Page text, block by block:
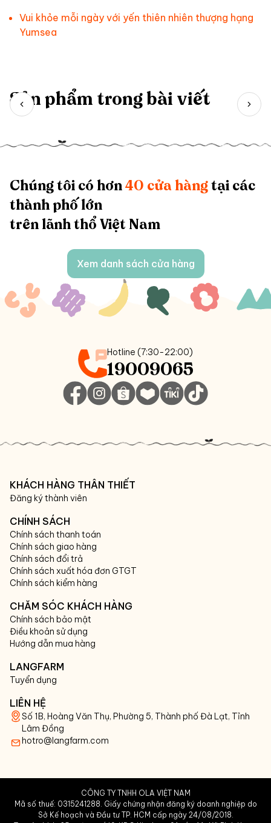
Vui khỏe mỗi ngày với yến thiên nhiên thượng hạng
Yumsea
Sản phẩm trong bài viết
Chúng tôi có hơn 40 cửa hàng tại các
thành phố lớn
trên lãnh thổ Việt Nam
Xem danh sách cửa hàng
Hotline (7:30-22:00)
19009065
KHÁCH HÀNG THÂN THIẾT
Đăng ký thành viên
CHÍNH SÁCH
Chính sách thanh toán
Chính sách giao hàng
Chính sách đổi trả
Chính sách xuất hóa đơn GTGT
Chính sách kiểm hàng
CHĂM SÓC KHÁCH HÀNG
Chính sách bảo mật
Điều khoản sử dụng
Hướng dẫn mua hàng
LANGFARM
Tuyển dụng
LIÊN HỆ
Số 1B, Hoàng Văn Thụ, Phường 5, Thành phố Đà Lạt, Tỉnh
Lâm Đồng
hotro@langfarm.com
CÔNG TY TNHH OLA VIỆT NAM
Mã số thuế: 0315241288. Giấy chứng nhận đăng ký doanh nghiệp do
Sở Kế hoạch và Đầu tư TP. HCM cấp ngày 24/08/2018.